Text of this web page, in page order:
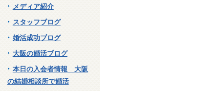
メディア紹介
スタッフブログ
婚活成功ブログ
大阪の婚活ブログ
本日の入会者情報 大阪
の結婚相談所で婚活